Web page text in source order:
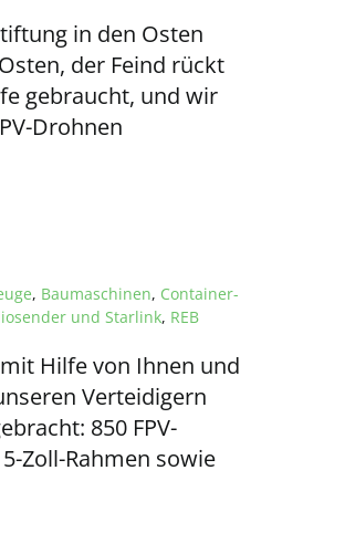
in den Osten
der Feind rückt
gebraucht, und wir
Drohnen
, Baumaschinen, Container-
und Starlink, REB
Hilfe von Ihnen und
Verteidigern
850 FPV-
Zoll-Rahmen sowie